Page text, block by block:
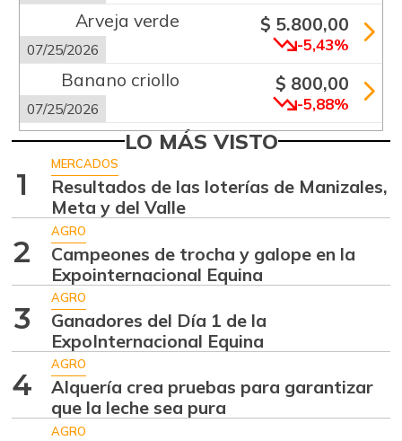
Arveja verde
07/25/2026
$ 5.800,00
-5,43%
Banano criollo
07/25/2026
$ 800,00
-5,88%
Cebolla cabezona
06/22/2024
$ 3.620,00
Cebolla junca
07/25/2026
$ 3.667,00
-16,66%
Chócolo mazorca
07/25/2026
$ 1.219,00
Ciruela roja
01/27/2024
$ 4.300,00
Curuba
06/22/2024
$ 2.500,00
+8,70%
LO MÁS VISTO
1
MERCADOS
Resultados de las loterías de Manizales,
Meta y del Valle
2
AGRO
Campeones de trocha y galope en la
Expointernacional Equina
3
AGRO
Ganadores del Día 1 de la
ExpoInternacional Equina
4
AGRO
Alquería crea pruebas para garantizar
que la leche sea pura
AGRO